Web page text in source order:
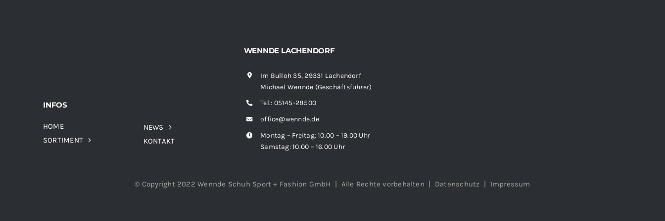
WENNDE LACHENDORF
Im Bulloh 35, 29331 Lachendorf
Michael Wennde (Geschäftsführer)
Tel.: 05145-28500
office@wennde.de
Montag – Freitag: 10.00 – 19.00 Uhr
Samstag: 10.00 – 16.00 Uhr
INFOS
HOME
SORTIMENT
NEWS
KONTAKT
© Copyright 2022 Wennde Schuh Sport + Fashion GmbH | Alle Rechte vorbehalten | Datenschutz | Impressum